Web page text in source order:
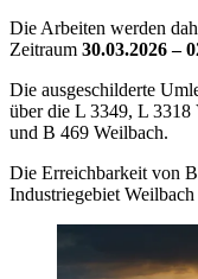
Die Arbeiten werden
Zeitraum 30.03.2026 –
Die ausgeschilderte
über die L 3349, L
und B 469 Weilbach.
Die Erreichbarkeit von
Industriegebiet